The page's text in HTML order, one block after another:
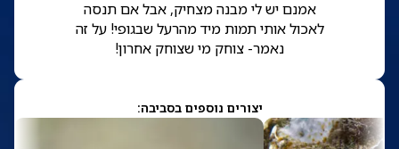
אמנם יש לי מבנה מצחיק, אבל אם תנסה
לאכול אותי תמות מיד מהרעל שבגופי! על זה
נאמר- צוחק מי שצוחק אחרון!
יצורים נוספים בסביבה: